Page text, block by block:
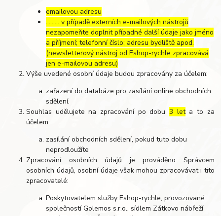
emailovou adresu
……… v případě externích e-mailových nástrojů
nezapomeňte doplnit případné další údaje jako jméno
a příjmení; telefonní číslo; adresu bydliště apod.
(newsletterový nástroj od Eshop-rychle zpracovává
jen e-mailovou adresu)
Výše uvedené osobní údaje budou zpracovány za účelem:
zařazení do databáze pro zasílání online obchodních
sdělení.
Souhlas udělujete na zpracování po dobu3 leta to za
účelem:
zasílání obchodních sdělení, pokud tuto dobu
neprodloužíte
Zpracování osobních údajů je prováděno Správcem
osobních údajů, osobní údaje však mohou zpracovávat i tito
zpracovatelé:
Poskytovatelem služby Eshop-rychle, provozované
společností Golemos s.r.o., sídlem Zátkovo nábřeží